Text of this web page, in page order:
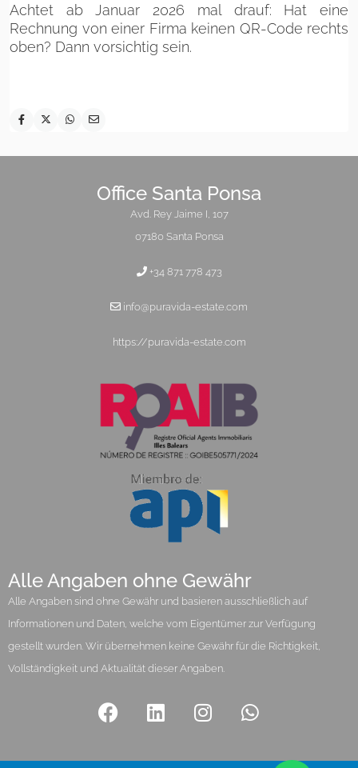
Achtet ab Januar 2026 mal drauf: Hat eine
Rechnung von einer Firma keinen QR-Code rechts
oben? Dann vorsichtig sein.
Office Santa Ponsa
Avd. Rey Jaime I, 107
07180 Santa Ponsa
+34 871 778 473
info@puravida-estate.com
https://puravida-estate.com
Alle Angaben ohne Gewähr
Alle Angaben sind ohne Gewähr und basieren ausschließlich auf
Informationen und Daten, welche vom Eigentümer zur Verfügung
gestellt wurden. Wir übernehmen keine Gewähr für die Richtigkeit,
Vollständigkeit und Aktualität dieser Angaben.